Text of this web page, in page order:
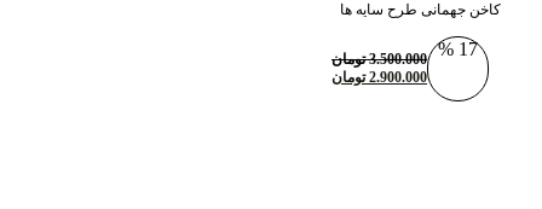
کاخن جهمانی طرح سایه ها
17 %
3.500.000 تومان
2.900.000 تومان